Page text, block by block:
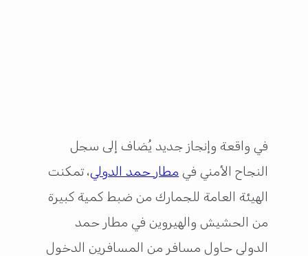
في واقعة وإنجاز جديد يُضاف إلى سجل
النجاح الأمني في مطار حمد الدولي، تمكنت
الهيئة العامة للجمارك من ضبط كمية كبيرة
من الحشيش والهيروين في مطار حمد
الدولي حاول مسافر من المسافرين الدخول